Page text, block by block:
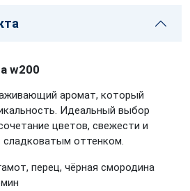
w200
аромат, который
Идеальный выбор
цветов, свежести и
сладковатым оттенком.
перец, чёрная смородина